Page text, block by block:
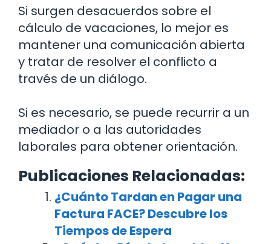
Si surgen desacuerdos sobre el
cálculo de vacaciones, lo mejor es
mantener una comunicación abierta
y tratar de resolver el conflicto a
través de un diálogo.
Si es necesario, se puede recurrir a un
mediador o a las autoridades
laborales para obtener orientación.
Publicaciones Relacionadas:
¿Cuánto Tardan en Pagar una
Factura FACE? Descubre los
Tiempos de Espera